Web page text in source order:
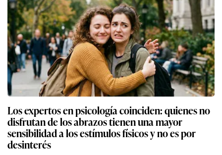
Los expertos en psicología coinciden: quienes no
disfrutan de los abrazos tienen una mayor
sensibilidad a los estímulos físicos y no es por
desinterés